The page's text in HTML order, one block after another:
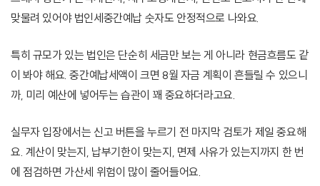
맞물려 있어야 법인세중간예납 숫자도 안정적으로 나와요.
특히 규모가 있는 법인은 단순히 세금만 보는 게 아니라 현금흐름도 같
이 봐야 해요. 중간예납세액이 크면 8월 자금 계획이 흔들릴 수 있으니
까, 미리 예산에 넣어두는 습관이 꽤 중요하더라고요.
실무자 입장에서는 신고 버튼을 누르기 전 마지막 검토가 제일 중요해
요. 계산이 맞는지, 납부기한이 맞는지, 면제 사유가 있는지까지 한 번
에 점검하면 가산세 위험이 많이 줄어들어요.